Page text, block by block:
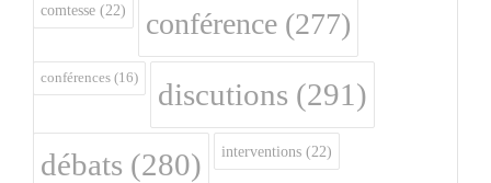
comtesse (22) conférence (277)
conférences (16) discutions (291)
débats (280) interventions (22)